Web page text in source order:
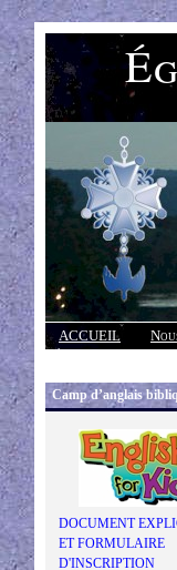
ACCUEIL
Réponses
Camp d’anglais
DOCUMENT
ET FORMULAIRE
D'INSCRIPTION